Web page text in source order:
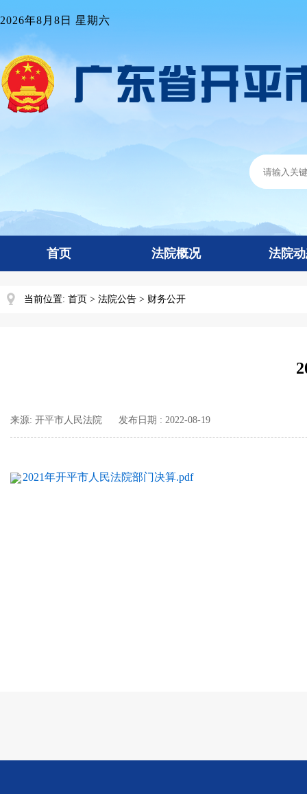
2026年8月8日 星期六
首页 法院概况 法院
当前位置: 首页 > 法院公告 > 财务公开
来源: 开平市人民法院 发布日期 : 2022-08-19
2021年开平市人民法院部门决算.pdf